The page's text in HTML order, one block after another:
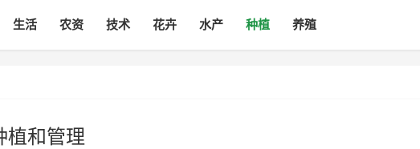
生活 农资 技术 花卉 水产 种植 养殖
植和管理